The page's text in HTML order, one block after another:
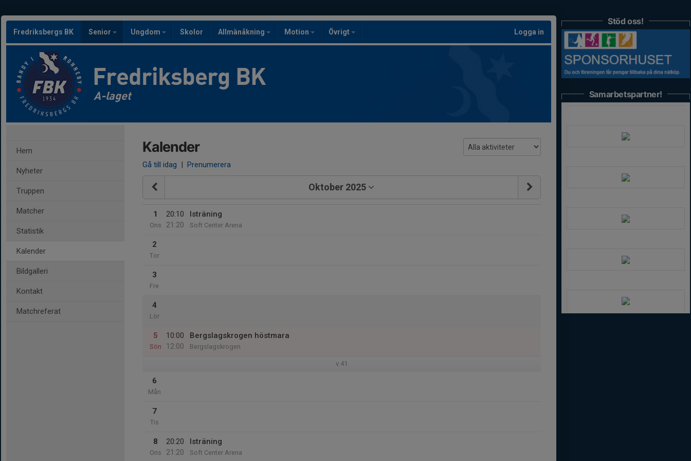
Fredriksbergs BK Senior Ungdom Skolor Allmänåkning Motion Övrigt Logga in
Fredriksberg BK
A-laget
Hem
Nyheter
Truppen
Matcher
Statistik
Kalender
Bildgalleri
Kontakt
Matchreferat
Kalender
Gå till idag | Prenumerera
Oktober 2025
1
Ons
20:10
21:20
Isträning
Soft Center Arena
2
Tor
3
Fre
4
Lör
5
Sön
10:00
12:00
Bergslagskrogen höstmara
Bergslagskrogen
v.41
6
Mån
7
Tis
8
Ons
20:20
21:20
Isträning
Soft Center Arena
Stöd oss!
Samarbetspartner!